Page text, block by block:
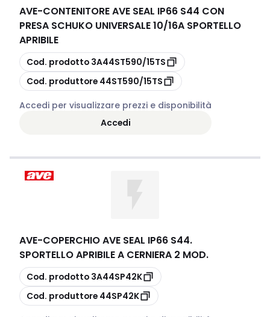
AVE-CONTENITORE AVE SEAL IP66 S44 CON
PRESA SCHUKO UNIVERSALE 10/16A SPORTELLO
APRIBILE
copia
Cod. prodotto 3A44ST590/15TS
copia
Cod. produttore 44ST590/15TS
Accedi per visualizzare prezzi e disponibilità
Accedi
AVE-COPERCHIO AVE SEAL IP66 S44.
SPORTELLO APRIBILE A CERNIERA 2 MOD.
copia
Cod. prodotto 3A44SP42K
copia
Cod. produttore 44SP42K